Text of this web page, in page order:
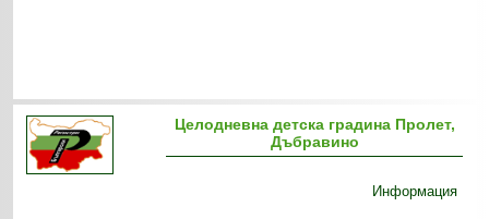
Целодневна детска градина Пролет,
Дъбравино
Информация